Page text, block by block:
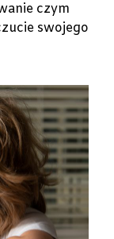
czym
swojego